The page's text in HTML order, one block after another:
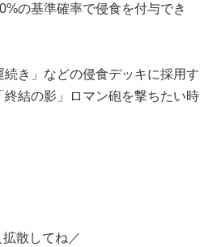
の基準確率で侵食を付与でき
続き」などの侵食デッキに採用す
終結の影」ロマン砲を撃ちたい時
拡散してね／